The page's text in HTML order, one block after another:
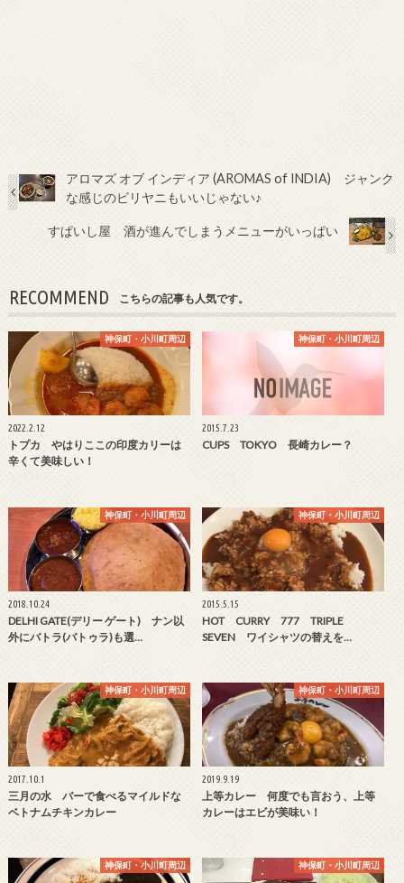
アロマズ オブ インディア (AROMAS of INDIA) ジャンク
な感じのビリヤニもいいじゃない♪
すぱいし屋 酒が進んでしまうメニューがいっぱい
RECOMMEND こちらの記事も人気です。
神保町・小川町周辺
2022.2.12
トプカ やはりここの印度カリーは
辛くて美味しい！
神保町・小川町周辺
2015.7.23
CUPS TOKYO 長崎カレー？
神保町・小川町周辺
2018.10.24
DELHI GATE(デリー ゲート) ナン以
外にバトラ(バトゥラ)も選…
神保町・小川町周辺
2015.5.15
HOT CURRY 777 TRIPLE
SEVEN ワイシャツの替えを…
神保町・小川町周辺
2017.10.1
三月の水 バーで食べるマイルドな
ベトナムチキンカレー
神保町・小川町周辺
2019.9.19
上等カレー 何度でも言おう、上等
カレーはエビが美味い！
神保町・小川町周辺 神保町・小川町周辺